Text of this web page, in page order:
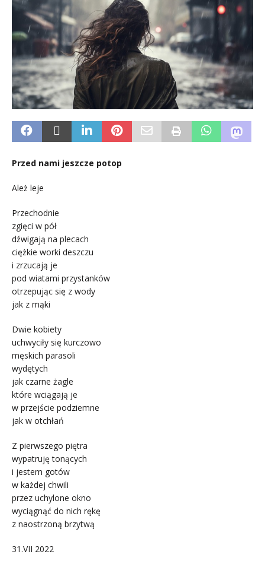
Przed nami jeszcze potop
Ależ leje
Przechodnie
zgięci w pół
dźwigają na plecach
ciężkie worki deszczu
i zrzucają je
pod wiatami przystanków
otrzepując się z wody
jak z mąki
Dwie kobiety
uchwyciły się kurczowo
męskich parasoli
wydętych
jak czarne żagle
które wciągają je
w przejście podziemne
jak w otchłań
Z pierwszego piętra
wypatruję tonących
i jestem gotów
w każdej chwili
przez uchylone okno
wyciągnąć do nich rękę
z naostrzoną brzytwą
31.VII 2022